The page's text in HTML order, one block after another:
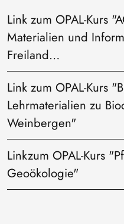
Link zum OPAL-Kurs
Materialien und
Freiland…
Link zum OPAL-Kurs
Lehrmaterialien zu
Weinbergen"
Linkzum OPAL-Kurs
Geoökologie"